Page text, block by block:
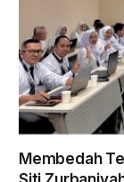
Membedah